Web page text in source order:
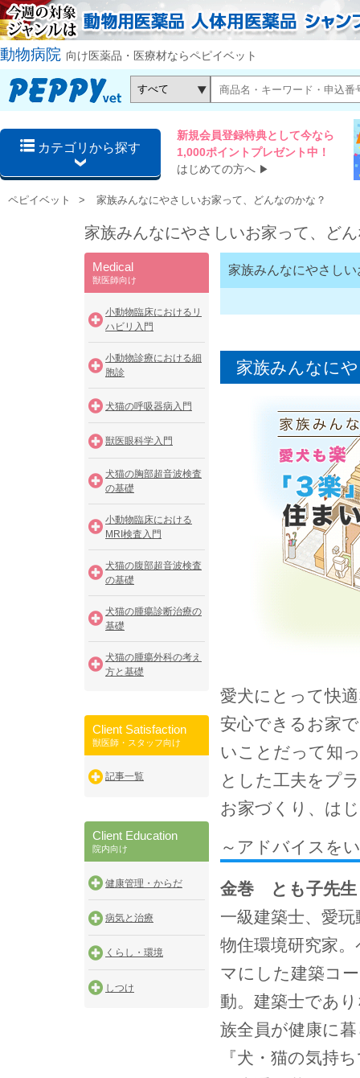
動物病院 向け医薬品・医療材ならペピイベット
カテゴリから探す
新規会員登録特典として今なら
1,000ポイントプレゼント中！
はじめての方へ ▶
ペピイベット 家族みんなにやさしいお家って、どんなのかな？
家族みんなにやさしいお家って、ど
Medical
獣医師向け
小動物臨床におけるリ
ハビリ入門
小動物診療における細
胞診
犬猫の呼吸器病入門
獣医眼科学入門
犬猫の胸部超音波検査
の基礎
小動物臨床における
MRI検査入門
犬猫の腹部超音波検査
の基礎
犬猫の腫瘍診断治療の
基礎
犬猫の腫瘍外科の考え
方と基礎
Client Satisfaction
獣医師・スタッフ向け
記事一覧
Client Education
院内向け
健康管理・からだ
病気と治療
くらし・環境
しつけ
家族みんなにやさし
家族みんなに
愛犬にとって快
安心できるお家
いことだって知
とした工夫をプ
お家づくり、は
～アドバイスを
金巻 とも子先生
一級建築士、愛
物住環境研究家
マにした建築コ
動。建築士であ
族全員が健康に
『犬・猫の気持